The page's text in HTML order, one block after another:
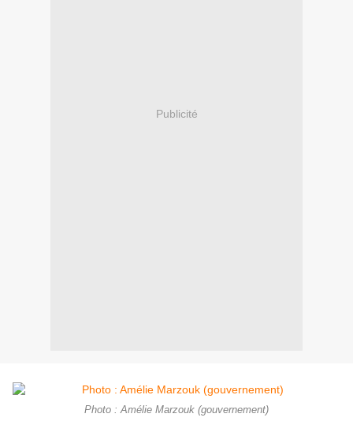
Publicité
Photo : Amélie Marzouk (gouvernement)